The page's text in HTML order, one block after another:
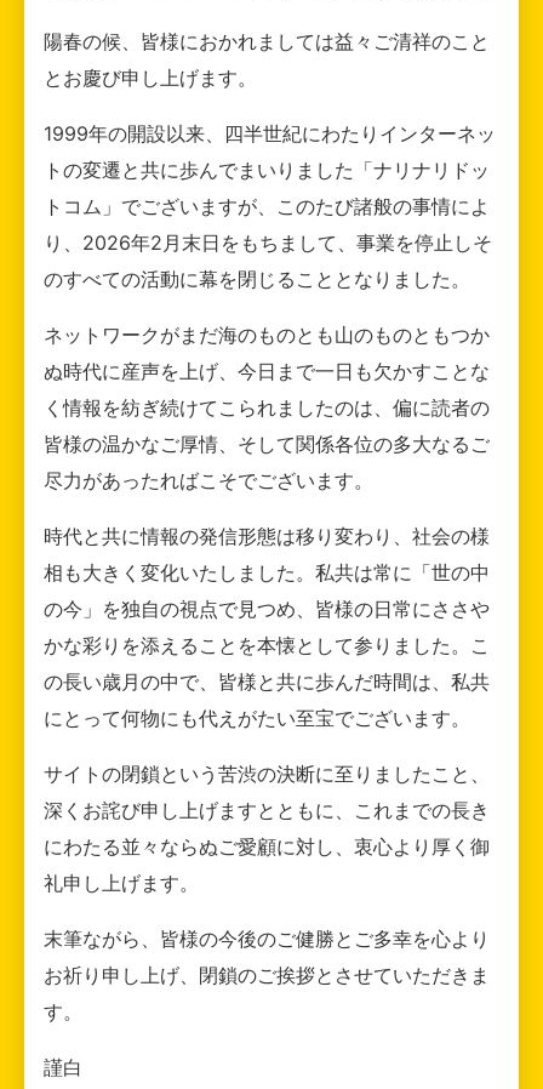
陽春の候、皆様におかれましては益々ご清祥のこと
とお慶び申し上げます。
1999年の開設以来、四半世紀にわたりインターネッ
トの変遷と共に歩んでまいりました「ナリナリドッ
トコム」でございますが、このたび諸般の事情によ
り、2026年2月末日をもちまして、事業を停止しそ
のすべての活動に幕を閉じることとなりました。
ネットワークがまだ海のものとも山のものともつか
ぬ時代に産声を上げ、今日まで一日も欠かすことな
く情報を紡ぎ続けてこられましたのは、偏に読者の
皆様の温かなご厚情、そして関係各位の多大なるご
尽力があったればこそでございます。
時代と共に情報の発信形態は移り変わり、社会の様
相も大きく変化いたしました。私共は常に「世の中
の今」を独自の視点で見つめ、皆様の日常にささや
かな彩りを添えることを本懐として参りました。こ
の長い歳月の中で、皆様と共に歩んだ時間は、私共
にとって何物にも代えがたい至宝でございます。
サイトの閉鎖という苦渋の決断に至りましたこと、
深くお詫び申し上げますとともに、これまでの長き
にわたる並々ならぬご愛顧に対し、衷心より厚く御
礼申し上げます。
末筆ながら、皆様の今後のご健勝とご多幸を心より
お祈り申し上げ、閉鎖のご挨拶とさせていただきま
す。
謹白